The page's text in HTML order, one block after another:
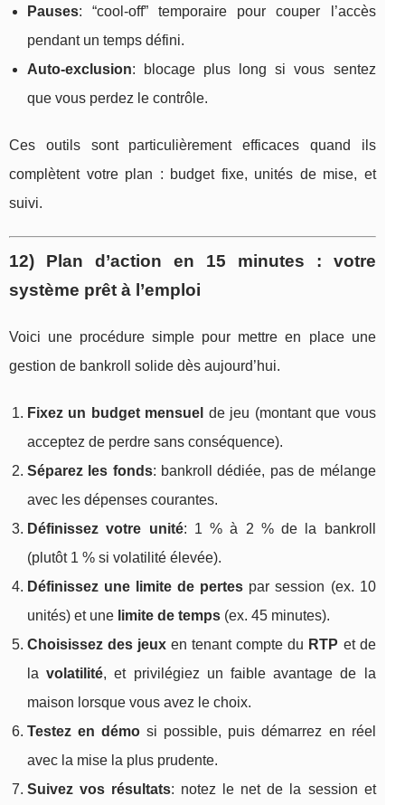
Pauses: “cool-off” temporaire pour couper l’accès
pendant un temps défini.
Auto-exclusion: blocage plus long si vous sentez
que vous perdez le contrôle.
Ces outils sont particulièrement efficaces quand ils
complètent votre plan : budget fixe, unités de mise, et
suivi.
12) Plan d’action en 15 minutes : votre
système prêt à l’emploi
Voici une procédure simple pour mettre en place une
gestion de bankroll solide dès aujourd’hui.
Fixez un budget mensuel de jeu (montant que vous
acceptez de perdre sans conséquence).
Séparez les fonds: bankroll dédiée, pas de mélange
avec les dépenses courantes.
Définissez votre unité: 1 % à 2 % de la bankroll
(plutôt 1 % si volatilité élevée).
Définissez une limite de pertes par session (ex. 10
unités) et une limite de temps (ex. 45 minutes).
Choisissez des jeux en tenant compte du RTP et de
lavolatilité, et privilégiez un faible avantage de la
maison lorsque vous avez le choix.
Testez en démo si possible, puis démarrez en réel
avec la mise la plus prudente.
Suivez vos résultats: notez le net de la session et